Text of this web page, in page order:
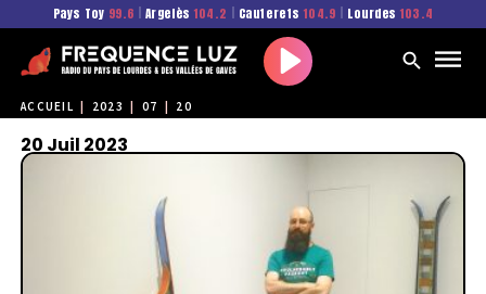
Pays Toy 99.6 Argelès 104.2 Cauterets 104.9 Lourdes 103.4
Play
ACCUEIL 2023 07 20
20 Juil 2023